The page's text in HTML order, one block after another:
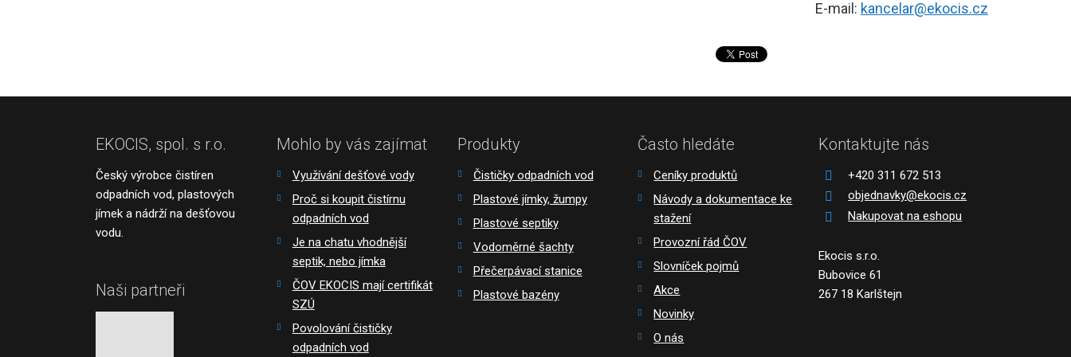
E-mail: kancelar@ekocis.cz
EKOCIS, spol. s r.o.
Český výrobce čistíren
odpadních vod, plastových
jímek a nádrží na dešťovou
vodu.
Naši partneři
Mohlo by vás zajímat
Využívání dešťové vody
Proč si koupit čistírnu
odpadních vod
Je na chatu vhodnější
septik, nebo jímka
ČOV EKOCIS mají certifikát
SZÚ
Povolování čističky
odpadních vod
Produkty
Čističky odpadních vod
Plastové jímky, žumpy
Plastové septiky
Vodoměrné šachty
Přečerpávací stanice
Plastové bazény
Často hledáte
Ceníky produktů
Návody a dokumentace ke
stažení
Provozní řád ČOV
Slovníček pojmů
Akce
Novinky
O nás
Kontaktujte nás
+420 311 672 513
objednavky@ekocis.cz
Nakupovat na eshopu
Ekocis s.r.o.
Bubovice 61
267 18 Karlštejn